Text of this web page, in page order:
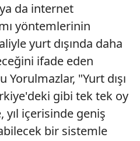
da internet
yöntemlerinin
yurt dışında daha
ifade eden
"Yurt dışı
gibi tek tek oy
içerisinde geniş
bir sistemle